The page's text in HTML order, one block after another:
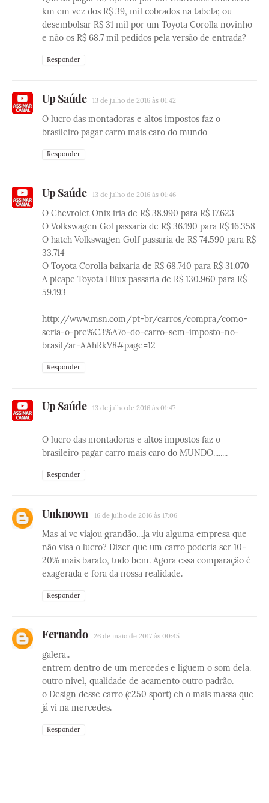
km em vez dos R$ 39, mil cobrados na tabela; ou
desembolsar R$ 31 mil por um Toyota Corolla novinho
e não os R$ 68.7 mil pedidos pela versão de entrada?
Responder
Up Saúde 13 de julho de 2016 às 01:42
O lucro das montadoras e altos impostos faz o
brasileiro pagar carro mais caro do mundo
Responder
Up Saúde 13 de julho de 2016 às 01:46
O Chevrolet Onix iria de R$ 38.990 para R$ 17.623
O Volkswagen Gol passaria de R$ 36.190 para R$ 16.358
O hatch Volkswagen Golf passaria de R$ 74.590 para R$
33.714
O Toyota Corolla baixaria de R$ 68.740 para R$ 31.070
A picape Toyota Hilux passaria de R$ 130.960 para R$
59.193
http://www.msn.com/pt-br/carros/compra/como-
seria-o-pre%C3%A7o-do-carro-sem-imposto-no-
brasil/ar-AAhRkV8#page=12
Responder
Up Saúde 13 de julho de 2016 às 01:47
O lucro das montadoras e altos impostos faz o
brasileiro pagar carro mais caro do MUNDO........
Responder
Unknown 16 de julho de 2016 às 17:06
Mas ai vc viajou grandão....ja viu alguma empresa que
não visa o lucro? Dizer que um carro poderia ser 10-
20% mais barato, tudo bem. Agora essa comparação é
exagerada e fora da nossa realidade.
Responder
Fernando 26 de maio de 2017 às 00:45
galera..
entrem dentro de um mercedes e liguem o som dela.
outro nivel, qualidade de acamento outro padrão.
o Design desse carro (c250 sport) eh o mais massa que
já vi na mercedes.
Responder